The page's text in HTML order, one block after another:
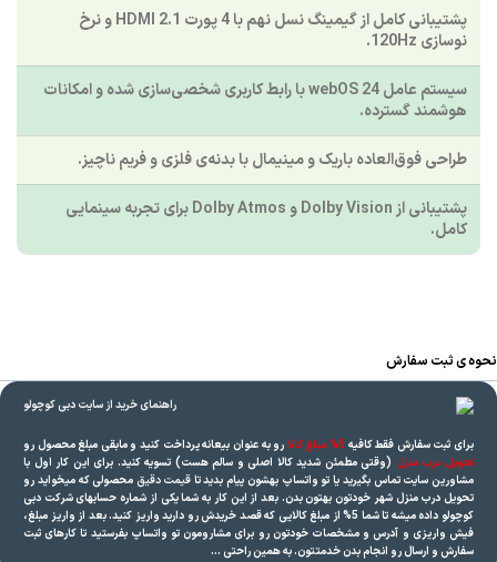
پشتیبانی کامل از گیمینگ نسل نهم با 4 پورت HDMI 2.1 و نرخ
نوسازی 120Hz.
سیستم عامل webOS 24 با رابط کاربری شخصی‌سازی شده و امکانات
هوشمند گسترده.
طراحی فوق‌العاده باریک و مینیمال با بدنه‌ی فلزی و فریم ناچیز.
پشتیبانی از Dolby Vision و Dolby Atmos برای تجربه سینمایی
کامل.
نحوه ی ثبت سفارش
برای ثبت سفارش فقط کافیه 5% مبلغ کالا
رو به عنوان بیعانه پرداخت کنید و مابقی مبلغ محصول رو
تحویل درب منزل (وقتی مطمئن شدید کالا اصلی و سالم هست) تسویه کنید. برای این کار اول با
مشاورین سایت تماس بگیرید یا تو واتساپ بهشون پیام بدید تاقیمت دقیق محصولی که میخواید رو
تحویل درب منزل شهر خودتون بهتون بدن. بعد از این کار به شما یکی از شماره حسابهای شرکت دبی
کوچولو داده میشه تا شما 5% از مبلغ کالایی که قصد خریدش رو دارید واریز کنید. بعد از واریز مبلغ،
فیش واریزی و آدرس و مشخصات خودتون رو برای مشارومون تو واتساپ بفرستید تا کارهای ثبت
سفارش و ارسال رو انجام بدن خدمتتون. به همین راحتی …